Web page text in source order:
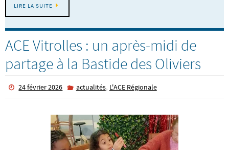
LIRE LA SUITE
ACE Vitrolles : un après-midi de
partage à la Bastide des Oliviers
24 février 2026 actualités, L'ACE Régionale